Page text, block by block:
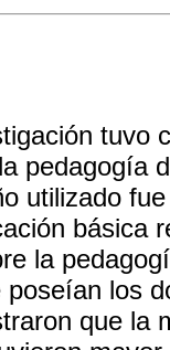
tuvo
pedagogía
utilizado
básica
la
poseían los
que la